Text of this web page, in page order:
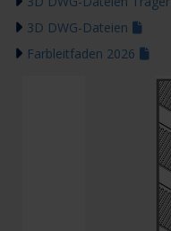
3D DWG-Dateien
Farbleitfaden 2026